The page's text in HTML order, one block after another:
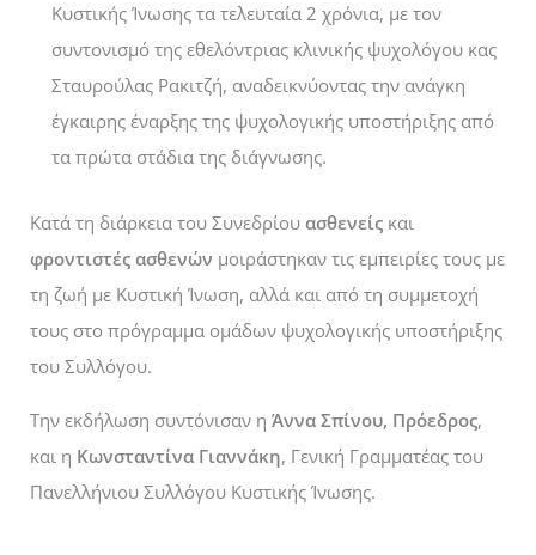
Κυστικής Ίνωσης τα τελευταία 2 χρόνια, με τον
συντονισμό της εθελόντριας κλινικής ψυχολόγου κας
Σταυρούλας Ρακιτζή, αναδεικνύοντας την ανάγκη
έγκαιρης έναρξης της ψυχολογικής υποστήριξης από
τα πρώτα στάδια της διάγνωσης.
Κατά τη διάρκεια του Συνεδρίου ασθενείς και
φροντιστές ασθενών μοιράστηκαν τις εμπειρίες τους με
τη ζωή με Κυστική Ίνωση, αλλά και από τη συμμετοχή
τους στο πρόγραμμα ομάδων ψυχολογικής υποστήριξης
του Συλλόγου.
Την εκδήλωση συντόνισαν η Άννα Σπίνου, Πρόεδρος,
και η Κωνσταντίνα Γιαννάκη, Γενική Γραμματέας του
Πανελλήνιου Συλλόγου Κυστικής Ίνωσης.